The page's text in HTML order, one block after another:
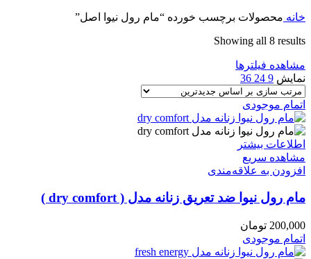
خانه محصولات برچسب خورده “مام رول نیوا اصل”
Showing all 8 results
مشاهده فیلترها
نمایش 9
24
36
اتمام موجودی
اطلاعات بیشتر
مشاهده سریع
افزودن به علاقه‌مندی
مام رول نیوا ضد تعریق زنانه مدل ( dry comfort )
200,000 تومان
اتمام موجودی